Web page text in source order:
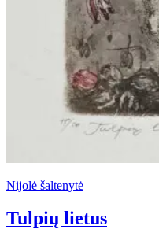
Nijolė šaltenytė
Tulpių lietus